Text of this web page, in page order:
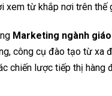
xem từ khắp nơi trên thế
Marketing ngành
công cụ đào tạo từ xa
chiến lược tiếp thị hàng